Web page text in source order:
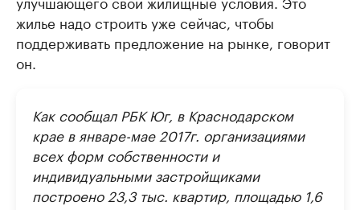
жилье надо строить уже сейчас, чтобы
поддерживать предложение на рынке, говорит
он.
Как сообщал РБК Юг, в Краснодарском
крае в январе-мае 2017г. организациями
всех форм собственности и
индивидуальными застройщиками
построено 23,3 тыс. квартир, площадью 1,6